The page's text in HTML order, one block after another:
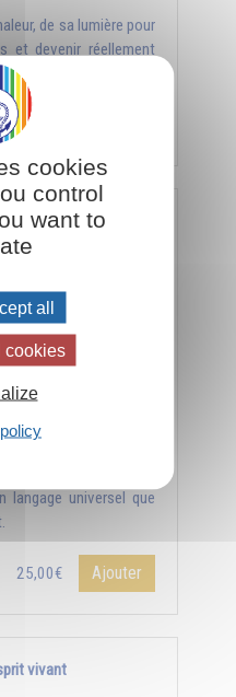
de sa lumière pour
et devenir réellement
3,50€
et universelle (Tome 1)
langage universel que
25,00€ Ajouter
vivant
cookies
control
want to
all
cookies